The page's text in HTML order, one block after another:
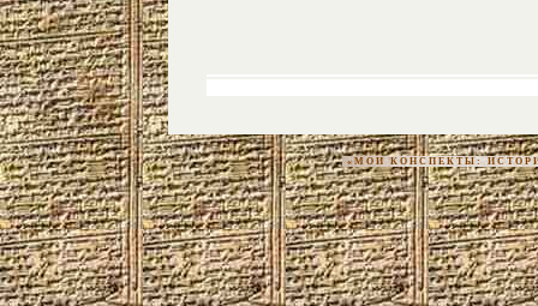
«МОИ КОНСПЕКТЫ: